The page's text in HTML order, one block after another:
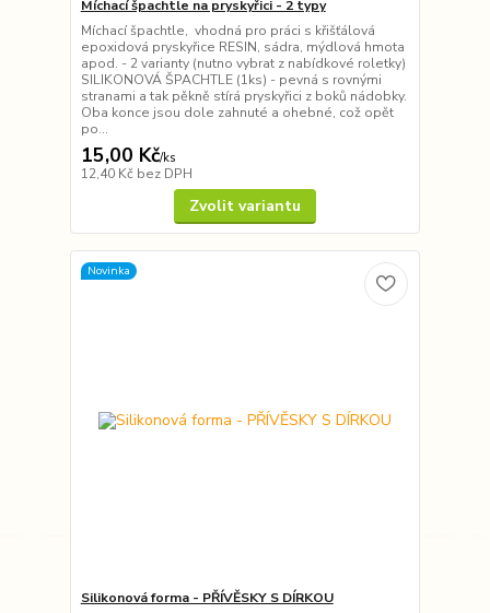
Míchací špachtle na pryskyřici - 2 typy
Míchací špachtle, vhodná pro práci s křišťálová
epoxidová pryskyřice RESIN, sádra, mýdlová hmota
apod. - 2 varianty (nutno vybrat z nabídkové roletky)
SILIKONOVÁ ŠPACHTLE (1ks) - pevná s rovnými
stranami a tak pěkně stírá pryskyřici z boků nádobky.
Oba konce jsou dole zahnuté a ohebné, což opět
po...
15,00 Kč/ks
12,40 Kč bez DPH
Zvolit variantu
Novinka
Silikonová forma - PŘÍVĚSKY S DÍRKOU